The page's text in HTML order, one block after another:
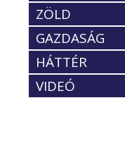
ZÖLD
GAZDASÁG
HÁTTÉR
VIDEÓ